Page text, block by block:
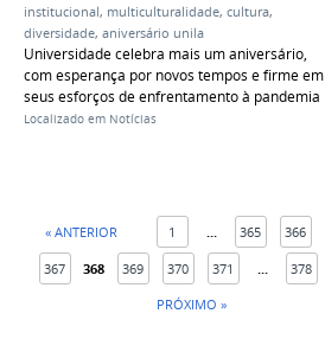
institucional, multiculturalidade, cultura,
diversidade, aniversário unila
Universidade celebra mais um aniversário,
com esperança por novos tempos e firme em
seus esforços de enfrentamento à pandemia
Localizado em Notícias
« ANTERIOR 1 365 366
367 368 369 370 371
378
PRÓXIMO »